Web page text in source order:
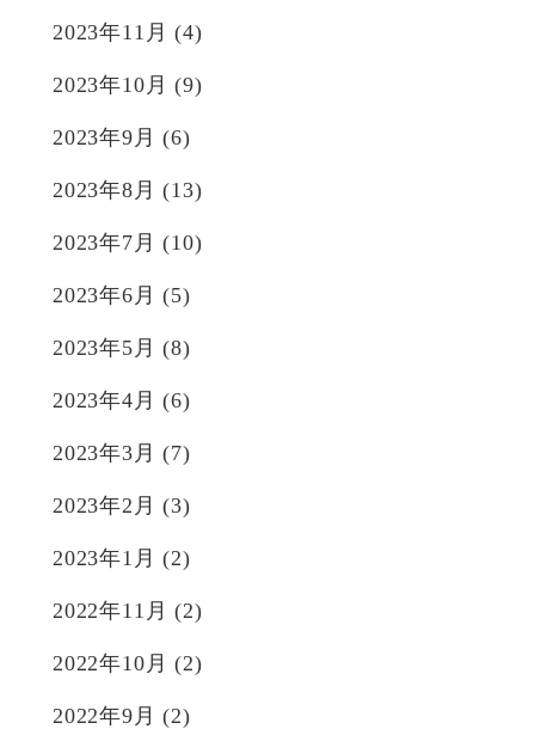
2023年11月 (4)
2023年10月 (9)
2023年9月 (6)
2023年8月 (13)
2023年7月 (10)
2023年6月 (5)
2023年5月 (8)
2023年4月 (6)
2023年3月 (7)
2023年2月 (3)
2023年1月 (2)
2022年11月 (2)
2022年10月 (2)
2022年9月 (2)